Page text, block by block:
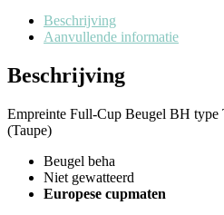
Beschrijving
Aanvullende informatie
Beschrijving
Empreinte Full-Cup Beugel BH type
(Taupe)
Beugel beha
Niet gewatteerd
Europese cupmaten